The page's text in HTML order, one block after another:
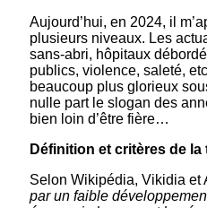
Aujourd’hui, en 2024, il
plusieurs niveaux. Les
sans-abri, hôpitaux
publics, violence, saleté,
beaucoup plus glorieux
nulle part le slogan des
bien loin d’être fière…
Définition et critères de
Selon Wikipédia, Vikidia et
par un faible